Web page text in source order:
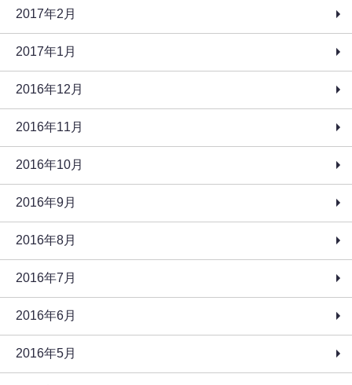
2017年2月
2017年1月
2016年12月
2016年11月
2016年10月
2016年9月
2016年8月
2016年7月
2016年6月
2016年5月